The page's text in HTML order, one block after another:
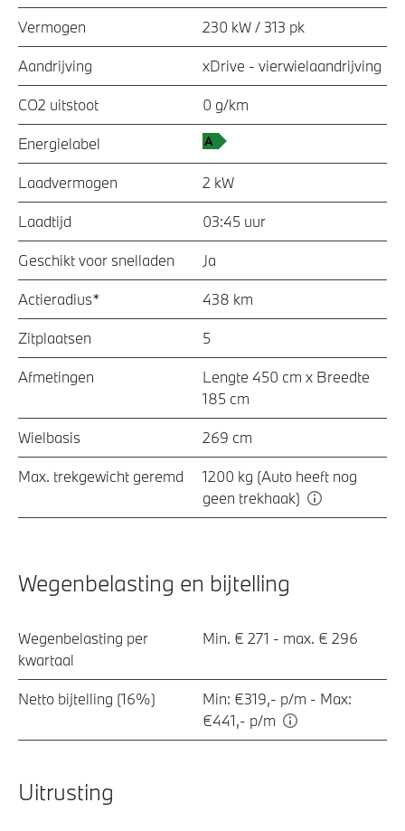
Vermogen 230 kW / 313 pk
Aandrijving xDrive - vierwielaandrijving
CO2 uitstoot 0 g/km
Energielabel
Laadvermogen 2 kW
Laadtijd 03:45 uur
Geschikt voor snelladen Ja
Actieradius* 438 km
Zitplaatsen 5
Afmetingen
Lengte 450 cm x Breedte
185 cm
Wielbasis 269 cm
Max. trekgewicht geremd
1200 kg (Auto heeft nog
geen trekhaak)
Wegenbelasting en bijtelling
Wegenbelasting per
kwartaal
Min. € 271 - max. € 296
Netto bijtelling (16%)
Min: €319,- p/m - Max:
€441,- p/m
Uitrusting